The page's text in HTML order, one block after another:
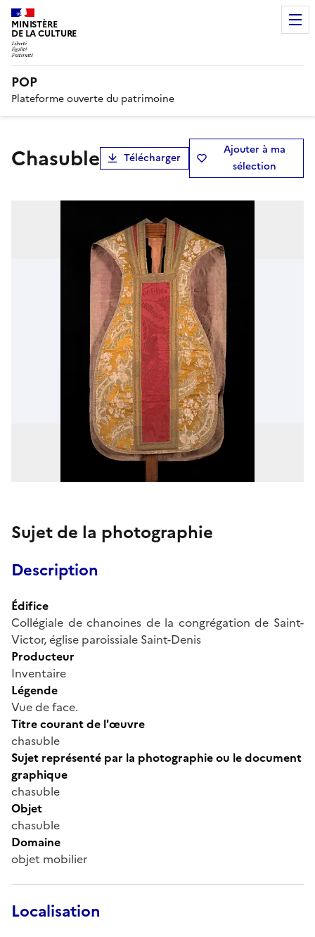
MINISTÈRE
DE LA CULTURE
POP
Plateforme ouverte du patrimoine
chasuble Télécharger
Ajouter à ma
sélection
Sujet de la photographie
Description
Édifice
Collégiale de chanoines de la congrégation de Saint-
Victor, église paroissiale Saint-Denis
Producteur
Inventaire
Légende
Vue de face.
Titre courant de l'œuvre
chasuble
Sujet représenté par la photographie ou le document
graphique
chasuble
Objet
chasuble
Domaine
objet mobilier
Localisation